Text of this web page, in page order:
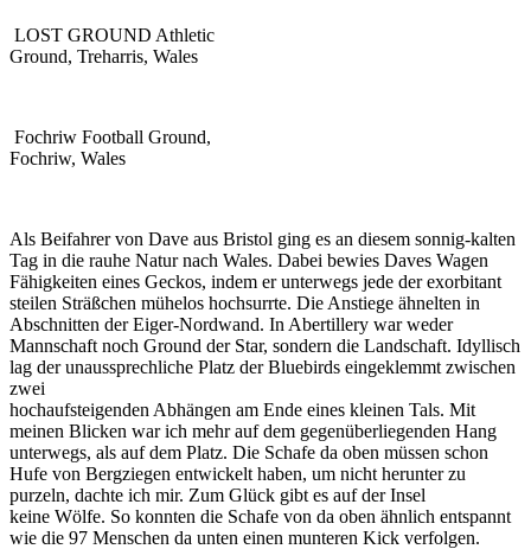
LOST GROUND Athletic
Ground, Treharris, Wales
Fochriw Football Ground,
Fochriw, Wales
Als Beifahrer von Dave aus Bristol ging es an diesem sonnig-kalten
Tag in die rauhe Natur nach Wales. Dabei bewies Daves Wagen
Fähigkeiten eines Geckos, indem er unterwegs jede der exorbitant
steilen Sträßchen mühelos hochsurrte. Die Anstiege ähnelten in
Abschnitten der Eiger-Nordwand. In Abertillery war weder
Mannschaft noch Ground der Star, sondern die Landschaft. Idyllisch
lag der unaussprechliche Platz der Bluebirds eingeklemmt zwischen
zwei
hochaufsteigenden Abhängen am Ende eines kleinen Tals. Mit
meinen Blicken war ich mehr auf dem gegenüberliegenden Hang
unterwegs, als auf dem Platz. Die Schafe da oben müssen schon
Hufe von Bergziegen entwickelt haben, um nicht herunter zu
purzeln, dachte ich mir. Zum Glück gibt es auf der Insel
keine Wölfe. So konnten die Schafe von da oben ähnlich entspannt
wie die 97 Menschen da unten einen munteren Kick verfolgen.